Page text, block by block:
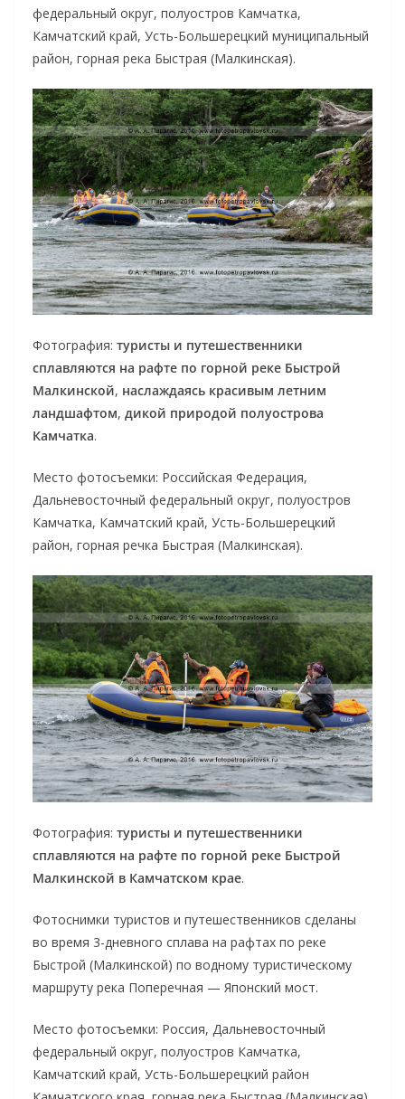
федеральный округ, полуостров Камчатка,
Камчатский край, Усть-Большерецкий муниципальный
район, горная река Быстрая (Малкинская).
Фотография: туристы и путешественники
сплавляются на рафте по горной реке Быстрой
Малкинской, наслаждаясь красивым летним
ландшафтом, дикой природой полуострова
Камчатка.
Место фотосъемки: Российская Федерация,
Дальневосточный федеральный округ, полуостров
Камчатка, Камчатский край, Усть-Большерецкий
район, горная речка Быстрая (Малкинская).
Фотография: туристы и путешественники
сплавляются на рафте по горной реке Быстрой
Малкинской в Камчатском крае.
Фотоснимки туристов и путешественников сделаны
во время 3-дневного сплава на рафтах по реке
Быстрой (Малкинской) по водному туристическому
маршруту река Поперечная — Японский мост.
Место фотосъемки: Россия, Дальневосточный
федеральный округ, полуостров Камчатка,
Камчатский край, Усть-Большерецкий район